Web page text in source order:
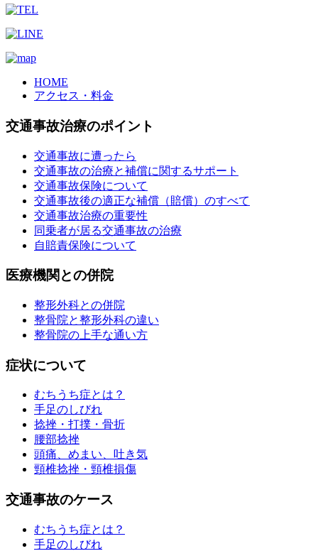
HOME
アクセス・料金
交通事故治療のポイント
交通事故に遭ったら
交通事故の治療と補償に関するサポート
交通事故保険について
交通事故後の適正な補償（賠償）のすべて
交通事故治療の重要性
同乗者が居る交通事故の治療
自賠責保険について
医療機関との併院
整形外科との併院
整骨院と整形外科の違い
整骨院の上手な通い方
症状について
むちうち症とは？
手足のしびれ
捻挫・打撲・骨折
腰部捻挫
頭痛、めまい、吐き気
頸椎捻挫・頸椎損傷
交通事故のケース
むちうち症とは？
手足のしびれ